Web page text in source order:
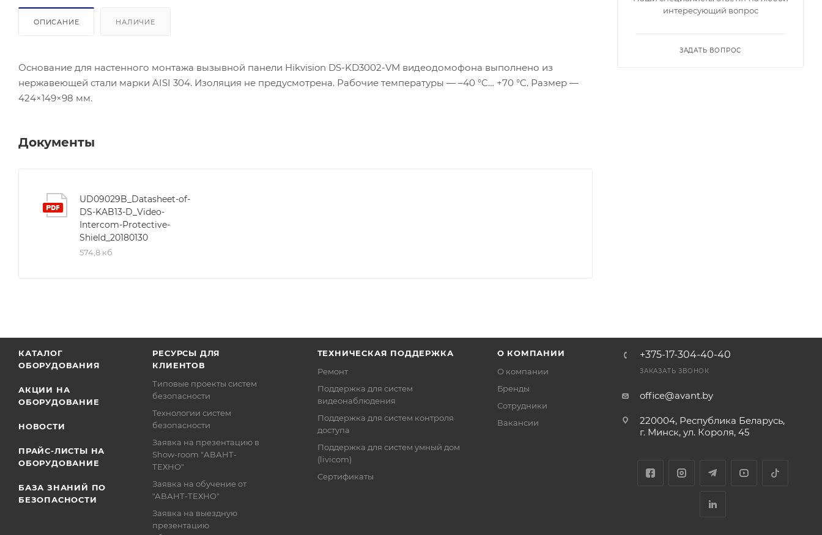
ОПИСАНИЕ НАЛИЧИЕ
Основание для настенного монтажа вызывной панели Hikvision DS-KD3002-VM видеодомофона выполнено из
нержавеющей стали марки AISI 304. Изоляция не предусмотрена. Рабочие температуры — –40 °C… +70 °C. Размер —
424×149×98 мм.
Документы
UD09029B_Datasheet-of-
DS-KAB13-D_Video-
Intercom-Protective-
Shield_20180130
574,8 кб
интересующий вопрос
ЗАДАТЬ ВОПРОС
КАТАЛОГ
ОБОРУДОВАНИЯ
АКЦИИ НА
ОБОРУДОВАНИЕ
НОВОСТИ
ПРАЙС-ЛИСТЫ НА
ОБОРУДОВАНИЕ
БАЗА ЗНАНИЙ ПО
БЕЗОПАСНОСТИ
РЕСУРСЫ ДЛЯ
КЛИЕНТОВ
Типовые проекты систем
безопасности
Технологии систем
безопасности
Заявка на презентацию в
Show-room "АВАНТ-
ТЕХНО"
Заявка на обучение от
"АВАНТ-ТЕХНО"
Заявка на выездную
презентацию
ТЕХНИЧЕСКАЯ ПОДДЕРЖКА
Ремонт
Поддержка для систем
видеонаблюдения
Поддержка для систем контроля
доступа
Поддержка для систем умный дом
(livicom)
Сертификаты
О КОМПАНИИ
О компании
Бренды
Сотрудники
Вакансии
+375-17-304-40-40
ЗАКАЗАТЬ ЗВОНОК
office@avant.by
220004, Республика Беларусь,
г. Минск, ул. Короля, 45